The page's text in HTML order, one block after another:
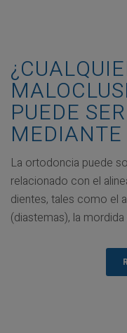
PUEDE
MEDIANTE
La ortodoncia puede
relacionado con el
dientes, tales como el
(diastemas), la mordida